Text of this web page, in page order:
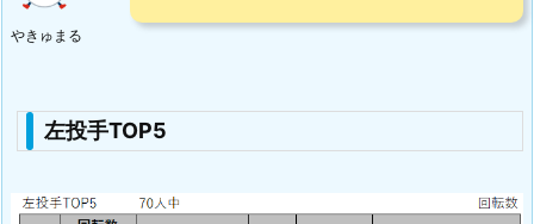
やきゅまる
左投手TOP5